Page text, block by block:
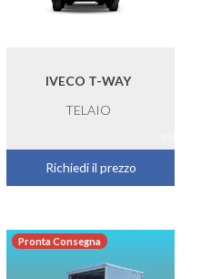
IVECO T-WAY
TELAIO
Richiedi il prezzo
Pronta Consegna